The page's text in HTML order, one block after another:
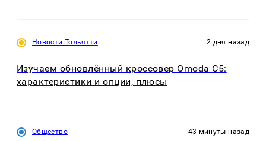
Новости Тольятти 2 дня назад
Изучаем обновлённый кроссовер Omoda C5:
характеристики и опции, плюсы
Общество 43 минуты назад